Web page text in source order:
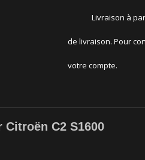
Livraison à
de livraison. Pour
votre compte.
C2 S1600